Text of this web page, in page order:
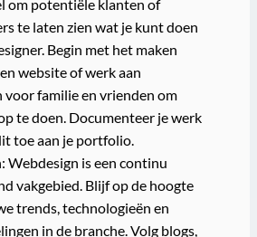
om potentiële klanten of
te laten zien wat je kunt doen
Begin met het maken
website of werk aan
voor familie en vrienden om
te doen. Documenteer je werk
toe aan je portfolio.
Webdesign is een continu
vakgebied. Blijf op de hoogte
trends, technologieën en
in de branche. Volg blogs,